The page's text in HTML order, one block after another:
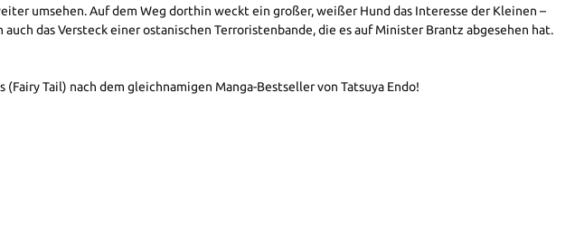
umsehen. Auf dem Weg dorthin weckt ein großer, weißer Hund das Interesse der Kleinen –
das Versteck einer ostanischen Terroristenbande, die es auf Minister Brantz abgesehen hat.
Tail) nach dem gleichnamigen Manga-Bestseller von Tatsuya Endo!